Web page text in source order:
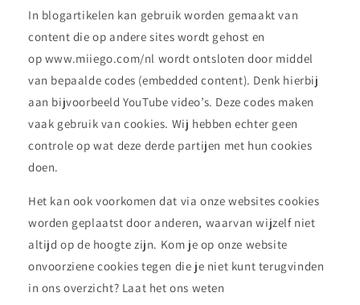
In blogartikelen kan gebruik worden gemaakt van
content die op andere sites wordt gehost en
op www.miiego.com/nl wordt ontsloten door middel
van bepaalde codes (embedded content). Denk hierbij
aan bijvoorbeeld YouTube video’s. Deze codes maken
vaak gebruik van cookies. Wij hebben echter geen
controle op wat deze derde partijen met hun cookies
doen.
Het kan ook voorkomen dat via onze websites cookies
worden geplaatst door anderen, waarvan wijzelf niet
altijd op de hoogte zijn. Kom je op onze website
onvoorziene cookies tegen die je niet kunt terugvinden
in ons overzicht? Laat het ons weten